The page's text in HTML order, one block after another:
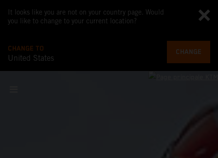
It looks like you are not on your country page. Would
you like to change to your current location?
CHANGE TO
United States
CHANGE